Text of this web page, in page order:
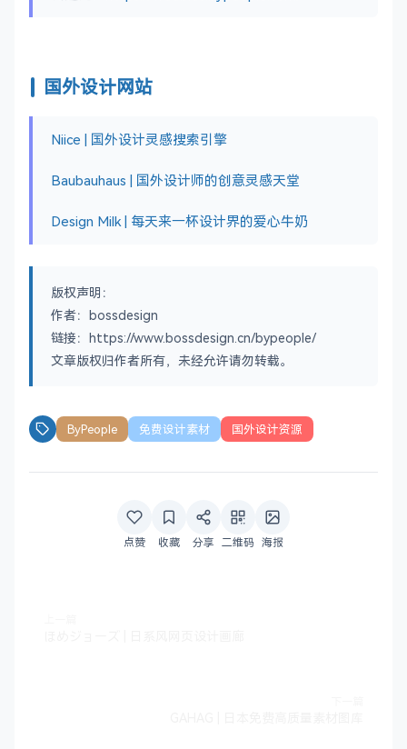
国外设计网站
Niice | 国外设计灵感搜索引擎
Baubauhaus | 国外设计师的创意灵感天堂
Design Milk | 每天来一杯设计界的爱心牛奶
版权声明：
作者：bossdesign
链接：https://www.bossdesign.cn/bypeople/
文章版权归作者所有，未经允许请勿转载。
ByPeople 免费设计素材 国外设计资源
点赞 收藏 分享 二维码 海报